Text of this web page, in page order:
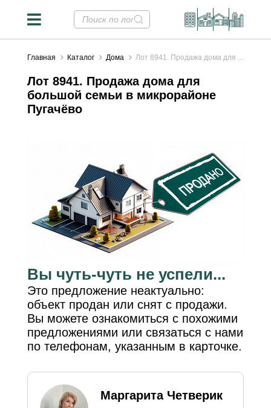
Главная Каталог Дома Лот 8941. Продажа дома для ...
Лот 8941. Продажа дома для
большой семьи в микрорайоне
Пугачёво
Вы чуть-чуть не успели...
Это предложение неактуально:
объект продан или снят с продажи.
Вы можете ознакомиться с похожими
предложениями или связаться с нами
по телефонам, указанным в карточке.
Маргарита Четверик